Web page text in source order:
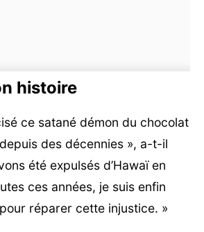
histoire
ce satané démon du chocolat
des décennies », a-t-il
été expulsés d’Hawaï en
ces années, je suis enfin
réparer cette injustice. »